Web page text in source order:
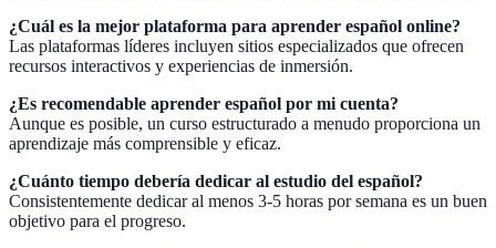
¿Cuál es la mejor plataforma para aprender español online?
Las plataformas líderes incluyen sitios especializados que ofrecen
recursos interactivos y experiencias de inmersión.
¿Es recomendable aprender español por mi cuenta?
Aunque es posible, un curso estructurado a menudo proporciona un
aprendizaje más comprensible y eficaz.
¿Cuánto tiempo debería dedicar al estudio del español?
Consistentemente dedicar al menos 3-5 horas por semana es un buen
objetivo para el progreso.